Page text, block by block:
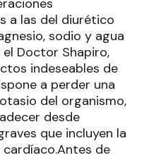
a las del diurético
sodio y agua
el Doctor Shapiro,
indeseables de
a perder una
del organismo,
desde
que incluyen la
de